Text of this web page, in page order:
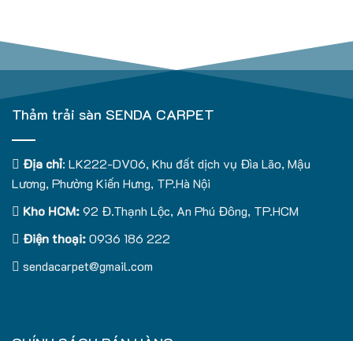
Thảm trải sàn SENDA CARPET
Địa chỉ: LK222-DV06, Khu đất dịch vụ Đìa Lão, Mậu
Lương, Phường Kiến Hưng, TP.Hà Nội
Kho HCM:92 Đ.Thạnh Lộc, An Phú Đông, TP.HCM
Điện thoại:0936 186 222
sendacarpet@gmail.com